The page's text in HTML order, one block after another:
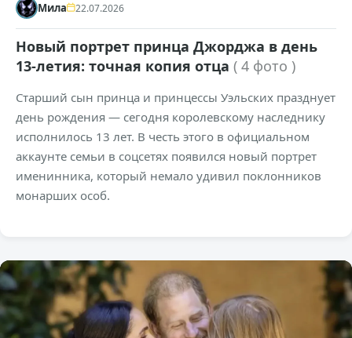
Мила 22.07.2026
Новый портрет принца Джорджа в день
13-летия: точная копия отца ( 4 фото )
Старший сын принца и принцессы Уэльских празднует
день рождения — сегодня королевскому наследнику
исполнилось 13 лет. В честь этого в официальном
аккаунте семьи в соцсетях появился новый портрет
именинника, который немало удивил поклонников
монарших особ.